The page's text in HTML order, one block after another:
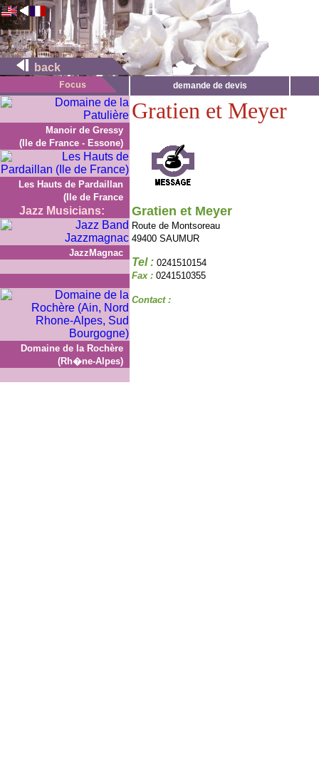
back
demande de devis
Manoir de Gressy
(Ile de France - Essone)
Les Hauts de Pardaillan
(Ile de France
Jazz Musicians:
JazzMagnac
Domaine de la Rochère
(Rh�ne-Alpes)
Gratien et Meyer
Gratien et Meyer
Route de Montsoreau
49400 SAUMUR
Tel : 0241510154
Fax : 0241510355
Contact :